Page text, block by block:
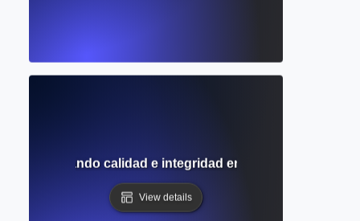
Asegurando calidad e integridad en la investigación
View details